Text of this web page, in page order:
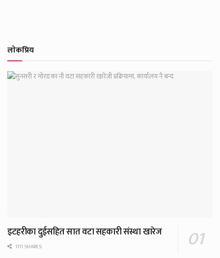
लाेकप्रिय
इटहरीका दुईसहित सात वटा सहकारी संस्था खारेज
1111 SHARES